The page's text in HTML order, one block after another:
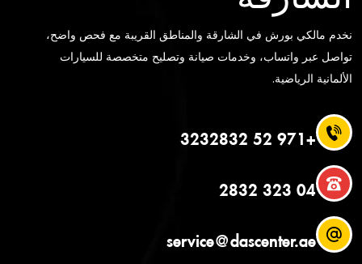
نخدم مالكي بورش في الشارقة والمناطق القريبة مع فحص واضح،
تواصل عبر واتساب، وخدمات صيانة وتصليح متخصصة للسيارات
الألمانية الرياضية.
+971 52 3232832
04 323 2832
service@dascenter.ae